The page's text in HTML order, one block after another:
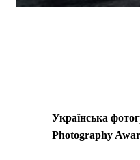
Українська
Photography